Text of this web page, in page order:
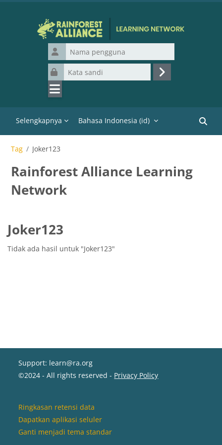
Nama pengguna
Kata sandi
Masuk
Selengkapnya Bahasa Indonesia ‎(id)‎
Cari
Tag Joker123
Rainforest Alliance Learning
Network
Joker123
Tidak ada hasil untuk "Joker123"
Support: learn@ra.org
©2024 - All rights reserved - Privacy Policy
Ringkasan retensi data
Dapatkan aplikasi seluler
Ganti menjadi tema standar